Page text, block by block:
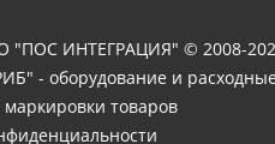
"ПОС ИНТЕГРАЦИЯ" © 2008-
- оборудование и
товаров